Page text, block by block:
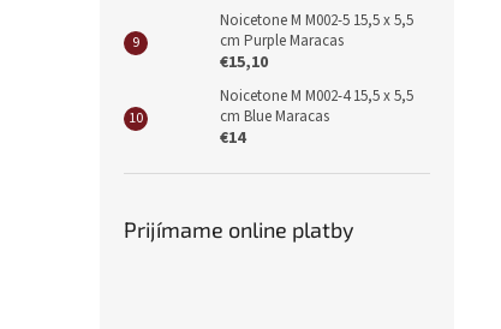
Noicetone M M002-5 15,5 x 5,5
cm Purple Maracas
€15,10
Noicetone M M002-4 15,5 x 5,5
cm Blue Maracas
€14
Prijímame online platby